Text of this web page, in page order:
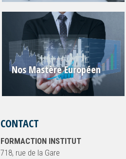
Nos Mastère Européen
CONTACT
FORMACTION INSTITUT
718, rue de la Gare